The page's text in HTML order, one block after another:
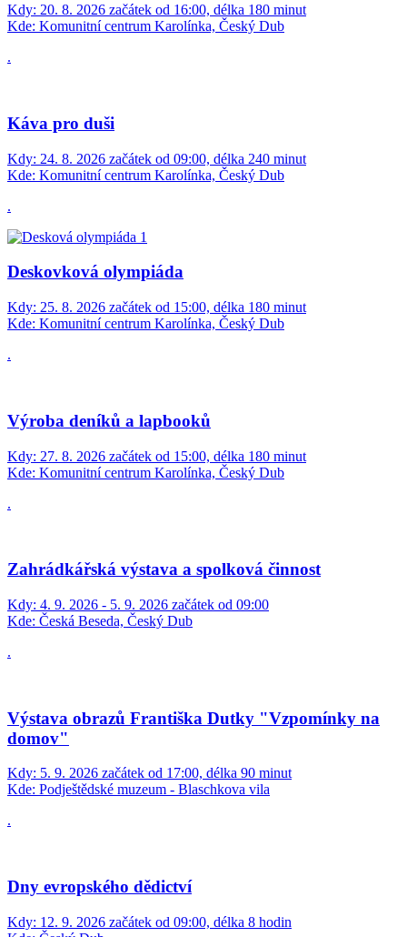
Kdy: 20. 8. 2026 začátek od 16:00, délka 180 minut
Kde: Komunitní centrum Karolínka, Český Dub
.
Káva pro duši
Kdy: 24. 8. 2026 začátek od 09:00, délka 240 minut
Kde: Komunitní centrum Karolínka, Český Dub
.
Deskovková olympiáda
Kdy: 25. 8. 2026 začátek od 15:00, délka 180 minut
Kde: Komunitní centrum Karolínka, Český Dub
.
Výroba deníků a lapbooků
Kdy: 27. 8. 2026 začátek od 15:00, délka 180 minut
Kde: Komunitní centrum Karolínka, Český Dub
.
Zahrádkářská výstava a spolková činnost
Kdy: 4. 9. 2026 - 5. 9. 2026 začátek od 09:00
Kde: Česká Beseda, Český Dub
.
Výstava obrazů Františka Dutky "Vzpomínky na
domov"
Kdy: 5. 9. 2026 začátek od 17:00, délka 90 minut
Kde: Podještědské muzeum - Blaschkova vila
.
Dny evropského dědictví
Kdy: 12. 9. 2026 začátek od 09:00, délka 8 hodin